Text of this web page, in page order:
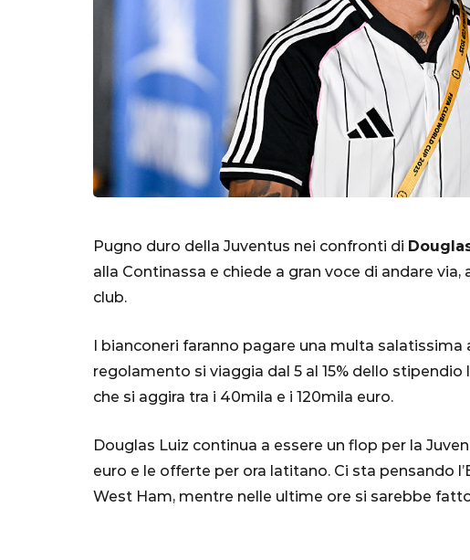
Pugno duro della Juventus nei confronti di
alla Continassa e chiede a gran voce di andare
club.
I bianconeri faranno pagare una multa
regolamento si viaggia dal 5 al 15% dello
che si aggira tra i 40mila e i 120mila euro.
Douglas Luiz continua a essere un flop per la
euro e le offerte per ora latitano. Ci sta pensando
West Ham, mentre nelle ultime ore si sarebbe
SERIE A